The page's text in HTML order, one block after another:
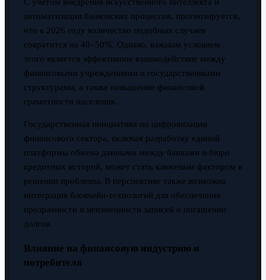
автоматизации банковских процессов, прогнозируется,
что к 2026 году количество подобных случаев
сократится на 40–50%. Однако, важным условием
этого является эффективное взаимодействие между
финансовыми учреждениями и государственными
структурами, а также повышение финансовой
грамотности населения.
Государственная инициатива по цифровизации
финансового сектора, включая разработку единой
платформы обмена данными между банками и бюро
кредитных историй, может стать ключевым фактором в
решении проблемы. В перспективе также возможна
интеграция блокчейн-технологий для обеспечения
прозрачности и неизменности записей о погашении
долгов.
Влияние на финансовую индустрию и
потребителя